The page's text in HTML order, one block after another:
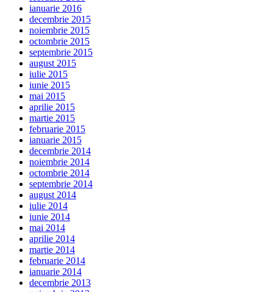
ianuarie 2016
decembrie 2015
noiembrie 2015
octombrie 2015
septembrie 2015
august 2015
iulie 2015
iunie 2015
mai 2015
aprilie 2015
martie 2015
februarie 2015
ianuarie 2015
decembrie 2014
noiembrie 2014
octombrie 2014
septembrie 2014
august 2014
iulie 2014
iunie 2014
mai 2014
aprilie 2014
martie 2014
februarie 2014
ianuarie 2014
decembrie 2013